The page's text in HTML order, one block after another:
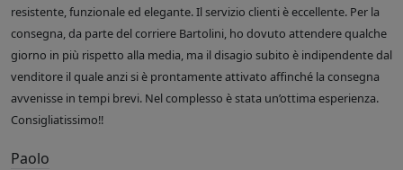
resistente, funzionale ed elegante. Il servizio clienti è eccellente. Per la
consegna, da parte del corriere Bartolini, ho dovuto attendere qualche
giorno in più rispetto alla media, ma il disagio subito è indipendente dal
venditore il quale anzi si è prontamente attivato affinché la consegna
avvenisse in tempi brevi. Nel complesso è stata un’ottima esperienza.
Consigliatissimo!!
Paolo